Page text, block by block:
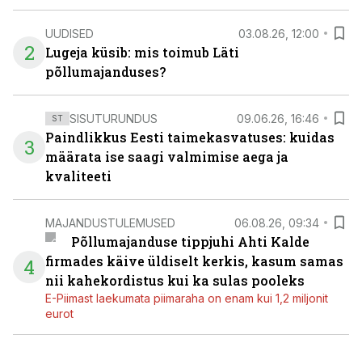
2
UUDISED 03.08.26, 12:00
Lugeja küsib: mis toimub Läti
põllumajanduses?
3
ST SISUTURUNDUS 09.06.26, 16:46
Paindlikkus Eesti taimekasvatuses: kuidas
määrata ise saagi valmimise aega ja
kvaliteeti
4
MAJANDUSTULEMUSED 06.08.26, 09:34
Põllumajanduse tippjuhi Ahti Kalde
firmades käive üldiselt kerkis, kasum samas
nii kahekordistus kui ka sulas pooleks
E-Piimast laekumata piimaraha on enam kui 1,2 miljonit
eurot